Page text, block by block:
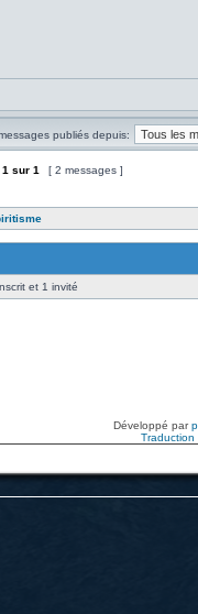
publiés depuis:
1 sur 1 [ 2 messages ]
et 1 invité
Développé par
Traduction